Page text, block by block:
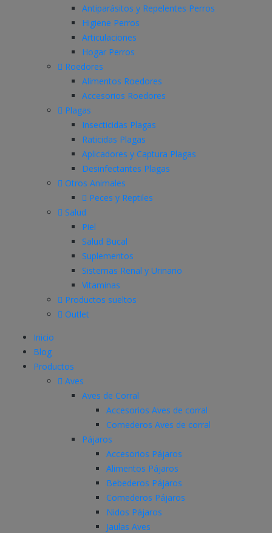
Antiparásitos y Repelentes Perros
Higiene Perros
Articulaciones
Hogar Perros
Roedores
Alimentos Roedores
Accesorios Roedores
Plagas
Insecticidas Plagas
Raticidas Plagas
Aplicadores y Captura Plagas
Desinfectantes Plagas
Otros Animales
Peces y Reptiles
Salud
Piel
Salud Bucal
Suplementos
Sistemas Renal y Urinario
Vitaminas
Productos sueltos
Outlet
Inicio
Blog
Productos
Aves
Aves de Corral
Accesorios Aves de corral
Comederos Aves de corral
Pájaros
Accesorios Pájaros
Alimentos Pájaros
Bebederos Pájaros
Comederos Pájaros
Nidos Pájaros
Jaulas Aves